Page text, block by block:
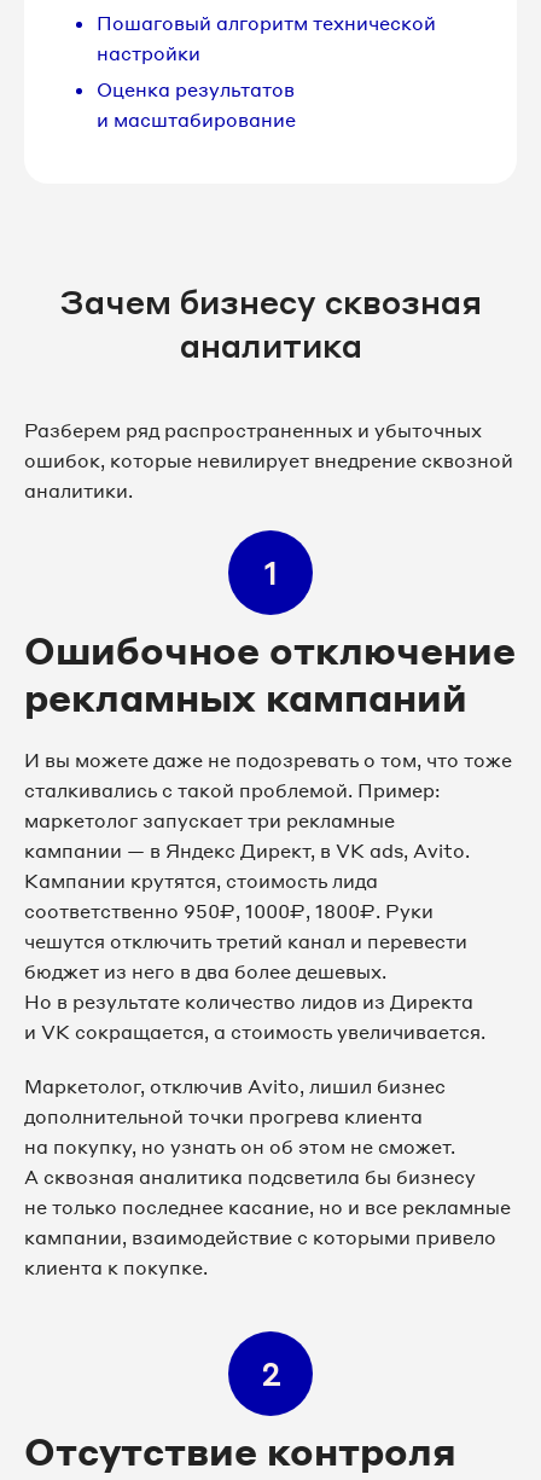
Пошаговый алгоритм технической
настройки
Оценка результатов
и масштабирование
Зачем бизнесу сквозная
аналитика
Разберем ряд распространенных и убыточных
ошибок, которые невилирует внедрение сквозной
аналитики.
1
Ошибочное отключение
рекламных кампаний
И вы можете даже не подозревать о том, что тоже
сталкивались с такой проблемой. Пример:
маркетолог запускает три рекламные
кампании — в Яндекс Директ, в VK ads, Avito.
Кампании крутятся, стоимость лида
соответственно 950₽, 1000₽, 1800₽. Руки
чешутся отключить третий канал и перевести
бюджет из него в два более дешевых.
Но в результате количество лидов из Директа
и VK сокращается, а стоимость увеличивается.
Маркетолог, отключив Avito, лишил бизнес
дополнительной точки прогрева клиента
на покупку, но узнать он об этом не сможет.
А сквозная аналитика подсветила бы бизнесу
не только последнее касание, но и все рекламные
кампании, взаимодействие с которыми привело
клиента к покупке.
2
Отсутствие контроля